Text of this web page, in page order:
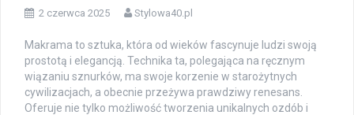
2 czerwca 2025 Stylowa40.pl
Makrama to sztuka, która od wieków fascynuje ludzi swoją
prostotą i elegancją. Technika ta, polegająca na ręcznym
wiązaniu sznurków, ma swoje korzenie w starożytnych
cywilizacjach, a obecnie przeżywa prawdziwy renesans.
Oferuje nie tylko możliwość tworzenia unikalnych ozdób i